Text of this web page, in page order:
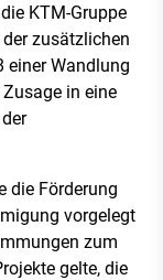
KTM-Gruppe
zusätzlichen
einer Wandlung
in eine
die Förderung
vorgelegt
zum
gelte, die